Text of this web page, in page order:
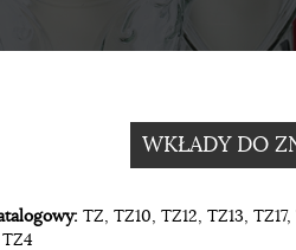
WKŁADY DO
TZ, TZ10, TZ12, TZ13,